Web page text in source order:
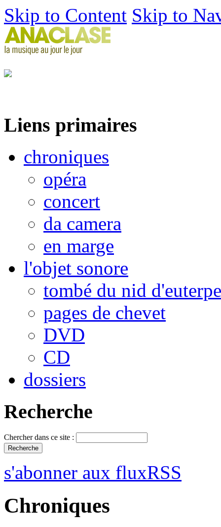
Skip to Content Skip to
Liens primaires
chroniques
opéra
concert
da camera
en marge
l'objet sonore
tombé du nid d'euterpe
pages de chevet
DVD
CD
dossiers
Recherche
Chercher dans ce site :
s'abonner aux fluxRSS
Chroniques